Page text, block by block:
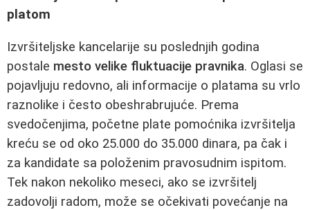
platom
Izvršiteljske kancelarije su poslednjih godina
postale mesto velike fluktuacije pravnika. Oglasi se
pojavljuju redovno, ali informacije o platama su vrlo
raznolike i često obeshrabrujuće. Prema
svedočenjima, početne plate pomoćnika izvršitelja
kreću se od oko 25.000 do 35.000 dinara, pa čak i
za kandidate sa položenim pravosudnim ispitom.
Tek nakon nekoliko meseci, ako se izvršitelj
zadovolji radom, može se očekivati povećanje na